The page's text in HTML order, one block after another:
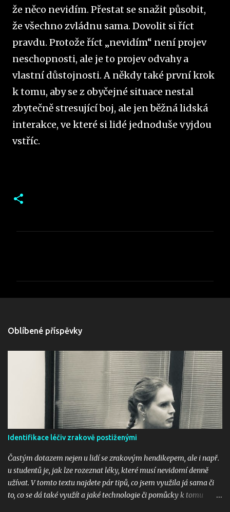
že něco nevidím. Přestat se snažit působit,
že všechno zvládnu sama. Dovolit si říct
pravdu. Protože říct „nevidím“ není projev
neschopnosti, ale je to projev odvahy a
vlastní důstojnosti. A někdy také první krok
k tomu, aby se z obyčejné situace nestal
zbytečně stresující boj, ale jen běžná lidská
interakce, ve které si lidé jednoduše vyjdou
vstříc.
o
m
e
e
Oblíbené příspěvky
Identifikace léčiv zrakově postiženými
Častým dotazem nejen u lidí se zrakovým hendikepem, ale i např.
u studentů je, jak lze rozeznat léky, které musí nevidomí denně
užívat. V tomto textu najdete pár tipů, co jsem využila já sama či
to, co se dá také využít a jaké technologie či pomůcky k tomu